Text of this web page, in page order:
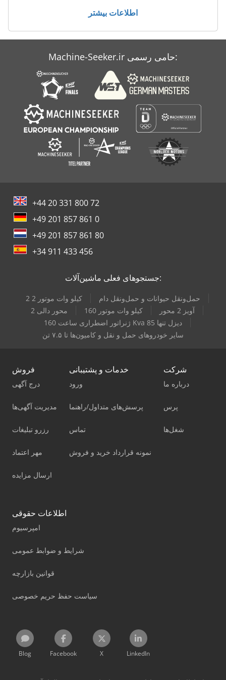
Makino S 56
Willibald Mza 4600
تجهیز کارگاه
اطلاعات بیشتر
Machine-Seeker.ir حامی رسمی:
+44 20 331 800 72
+49 201 857 861 0
+49 201 857 861 80
+34 911 433 456
جستجوهای فعلی ماشین‌آلات:
2 2 کیلو وات موتور
حمل‌ونقل حیوانات و حمل‌ونقل دام
2 محور دالی
160 کیلو وات موتور
آویز 2 محور
ژنراتور اضطراری ساعت 160 Kva دیزل تنها 85
سایر خودروهای حمل و نقل و کامیون‌ها تا ۷.۵ تن
فروش
درج آگهی
مدیریت آگهی‌ها
رزرو تبلیغات
مهر اعتماد
ارسال مزایده
خدمات و پشتیبانی
ورود
پرسش‌های متداول/راهنما
تماس
نمونه قرارداد خرید و فروش
شرکت
درباره ما
پرس
شغل‌ها
اطلاعات حقوقی
امپرسیوم
شرایط و ضوابط عمومی
قوانین بازارچه
سیاست حفظ حریم خصوصی
Blog Facebook X LinkedIn